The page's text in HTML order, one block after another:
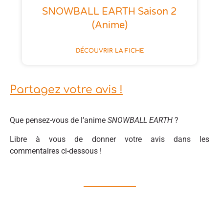
SNOWBALL EARTH Saison 2
(anime)
DÉCOUVRIR LA FICHE
Partagez votre avis !
Que pensez-vous de l’anime SNOWBALL EARTH ?
Libre à vous de donner votre avis dans les
commentaires ci-dessous !